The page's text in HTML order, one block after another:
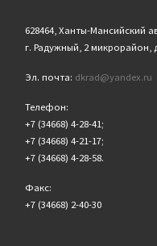
628464, Ханты-Мансийский
г. Радужный, 2 микрорайон,
Эл. почта: dkrad@yandex.ru
Телефон:
+7 (34668) 4-28-41;
+7 (34668) 4-21-17;
+7 (34668) 4-28-58.
Факс:
+7 (34668) 2-40-30